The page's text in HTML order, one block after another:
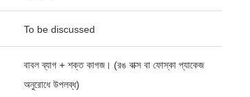
To be discussed
বাবল ব্যাগ + শক্ত কাগজ। (রঙ বাক্স বা ফোস্কা প্যাকেজ
অনুরোধে উপলব্ধ)